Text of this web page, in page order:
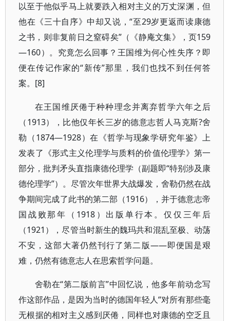
以至于他似乎马上就要跌入相对主义的万丈深渊，但
他在《三十自序》中却又说，“至29岁更返而读康德
之书，则非复前日之窒碍矣”（《静庵文集》，页159
—160）。究竟怎么回事？王国维为何心性失序？即
便在传记作家的“新传”那里，我们也找不到任何答
案。[8]
在王国维厌倦于种种理念并离弃哲学六年之后
（1913），比他仅年长三岁的德意志哲人马克斯?舍
勒（1874—1928）在《哲学与现象学研究年鉴》上
发表了《形式主义伦理学与质料的价值伦理学》第一
部分，批判矛头直指康德伦理学（副题即“特别涉及康
德伦理学”）。尽管次年世界大战爆发，舍勒仍然在战
争期间完成了此书的第二部（1916），并于德意志帝
国战败那年（1918）出版单行本。仅仅三年后
（1921），尽管当时新生的魏玛共和混乱至极、动荡
不安，这部大著仍然刊行了第二版——即便国是艰
难，仍然有德意志人在思索哲学问题。
舍勒在“第二版前言”中回忆说，他多年前动念写
作这部作品，是因为当时的德国年轻人“对所有那些毫
无根据的相对主义感到厌倦，同样也对康德的空乏且